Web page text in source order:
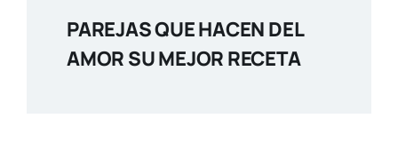
PAREJAS QUE HACEN DEL
AMOR SU MEJOR RECETA